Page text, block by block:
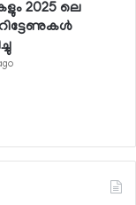
2025 ലെ